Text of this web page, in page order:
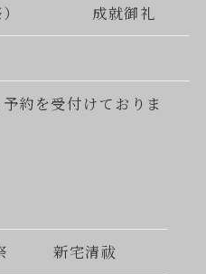
成就御礼
約を受付けておりま
新宅清祓